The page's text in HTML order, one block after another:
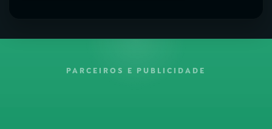
PARCEIROS E PUBLICIDADE